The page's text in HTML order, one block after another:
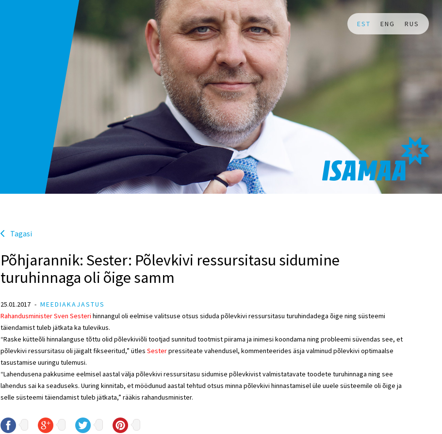
EST ENG RUS
Tagasi
Põhjarannik: Sester: Põlevkivi ressursitasu sidumine
turuhinnaga oli õige samm
25.01.2017
MEEDIAKAJASTUS
Rahandusminister Sven Sesteri hinnangul oli eelmise valitsuse otsus siduda põlevkivi ressursitasu turuhindadega õige ning süsteemi
täiendamist tuleb jätkata ka tulevikus.
“Raske kütteõli hinnalanguse tõttu olid põlevkiviõli tootjad sunnitud tootmist piirama ja inimesi koondama ning probleemi süvendas see, et
põlevkivi ressursitasu oli jäigalt fikseeritud,” ütles Sesterpressiteate vahendusel, kommenteerides äsja valminud põlevkivi optimaalse
tasustamise uuringu tulemusi.
“Lahendusena pakkusime eelmisel aastal välja põlevkivi ressursitasu sidumise põlevkivist valmistatavate toodete turuhinnaga ning see
lahendus sai ka seaduseks. Uuring kinnitab, et möödunud aastal tehtud otsus minna põlevkivi hinnastamisel üle uuele süsteemile oli õige ja
selle süsteemi täiendamist tuleb jätkata,” rääkis rahandusminister.